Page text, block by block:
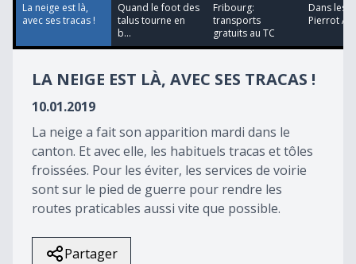
25
seconds
La neige est là,
avec ses tracas !
Quand le foot des
talus tourne en
b...
Fribourg:
transports
gratuits au TC
Dans les
Pierrot
LA NEIGE EST LÀ, AVEC SES TRACAS !
10.01.2019
La neige a fait son apparition mardi dans le
canton. Et avec elle, les habituels tracas et tôles
froissées. Pour les éviter, les services de voirie
sont sur le pied de guerre pour rendre les
routes praticables aussi vite que possible.
Partager